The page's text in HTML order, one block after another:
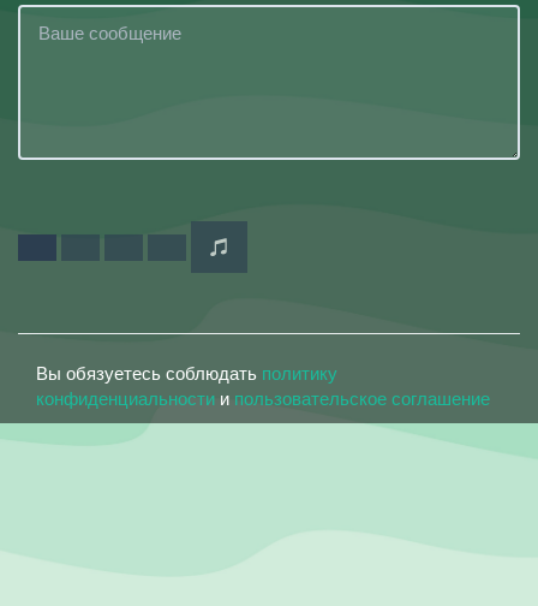
Вы обязуетесь соблюдать политику
конфиденциальности и пользовательское соглашение